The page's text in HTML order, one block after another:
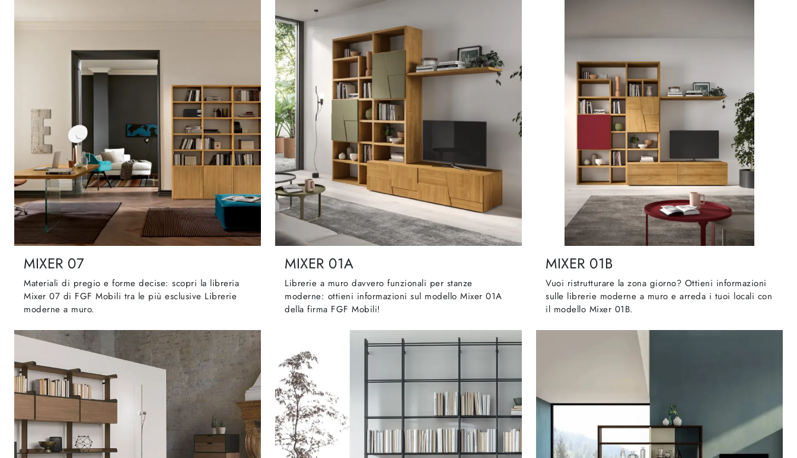
MIXER 07
Materiali di pregio e forme decise: scopri la libreria
Mixer 07 di FGF Mobili tra le più esclusive Librerie
moderne a muro.
MIXER 01A
Librerie a muro davvero funzionali per stanze
moderne: ottieni informazioni sul modello Mixer 01A
della firma FGF Mobili!
MIXER 01B
Vuoi ristrutturare la zona giorno? Ottieni informazioni
sulle librerie moderne a muro e arreda i tuoi locali con
il modello Mixer 01B.